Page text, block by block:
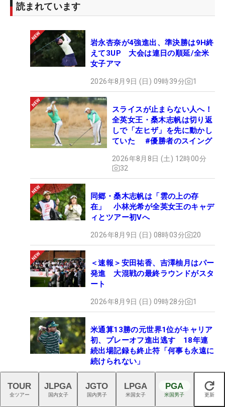
読まれています
岩永杏奈が4強進出、準決勝は9H終
えて3UP 大会は連日の順延/全米
女子アマ
2026年8月9日 (日) 09時39分 1
スライスが止まらない人へ！
全英女王・桑木志帆は切り返
しで「左ヒザ」を先に動かし
ていた #優勝者のスイング
2026年8月8日 (土) 12時00分
32
同郷・桑木志帆は「雲の上の存
在」 小林光希が全英女王のキャデ
ィとツアー初Vへ
2026年8月9日 (日) 08時03分 20
＜速報＞安田祐香、吉澤柚月はパー
発進 大混戦の最終ラウンドがスタ
ート
2026年8月9日 (日) 09時28分 1
米通算13勝の元世界1位がキャリア
初、プレーオフ進出逃す 18年連
続出場記録も終止符「何事も永遠に
続けられない」
閉じる
TOUR
全ツアー
JLPGA
国内女子
JGTO
国内男子
LPGA
米国女子
PGA
米国男子 更新